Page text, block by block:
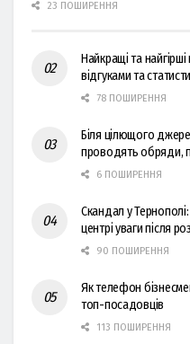
23 ПОШИРЕННЯ
Найкращі та
відгуками та
78 ПОШИРЕННЯ
Біля цілющого
проводять обряди,
6 ПОШИРЕННЯ
Скандал у Тернополі:
центрі уваги після
90 ПОШИРЕННЯ
Як телефон
топ-посадовців
113 ПОШИРЕННЯ